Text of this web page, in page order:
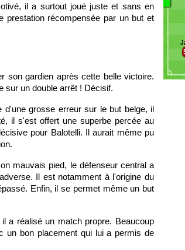
il a surtout joué juste et sans en
prestation récompensée par un but et
son gardien après cette belle victoire.
sur un double arrêt ! Décisif.
grosse erreur sur le but belge, il
il s'est offert une superbe percée au
pour Balotelli. Il aurait même pu
mauvais pied, le défenseur central a
Il est notamment à l'origine du
Enfin, il se permet même un but
a réalisé un match propre. Beaucoup
un bon placement qui lui a permis de